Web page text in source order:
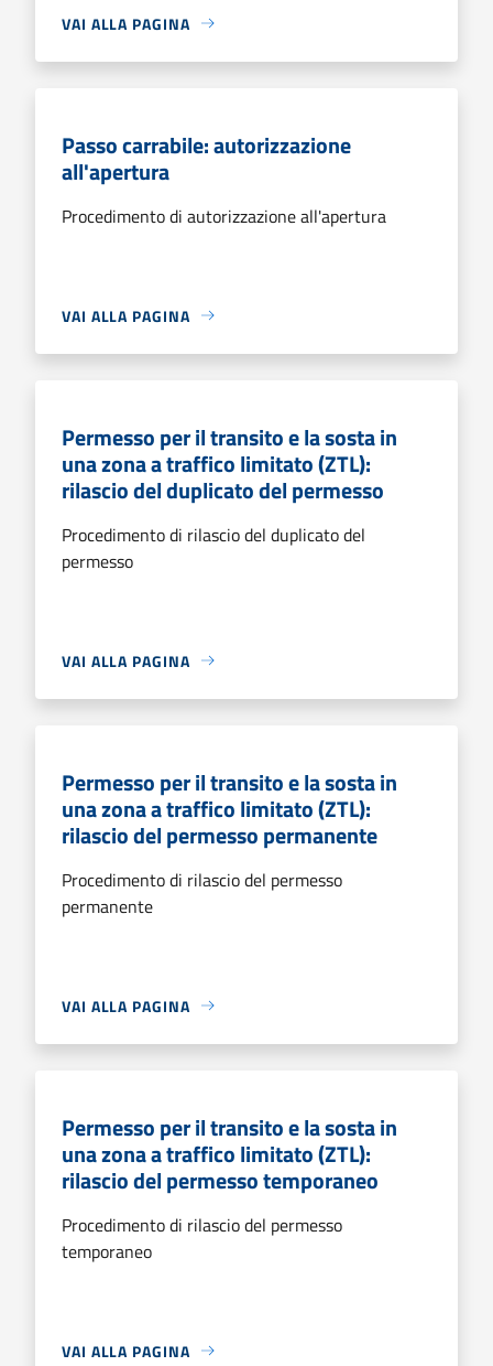
VAI ALLA PAGINA
Passo carrabile: autorizzazione
all'apertura
Procedimento di autorizzazione all'apertura
VAI ALLA PAGINA
Permesso per il transito e la sosta in
una zona a traffico limitato (ZTL):
rilascio del duplicato del permesso
Procedimento di rilascio del duplicato del
permesso
VAI ALLA PAGINA
Permesso per il transito e la sosta in
una zona a traffico limitato (ZTL):
rilascio del permesso permanente
Procedimento di rilascio del permesso
permanente
VAI ALLA PAGINA
Permesso per il transito e la sosta in
una zona a traffico limitato (ZTL):
rilascio del permesso temporaneo
Procedimento di rilascio del permesso
temporaneo
VAI ALLA PAGINA